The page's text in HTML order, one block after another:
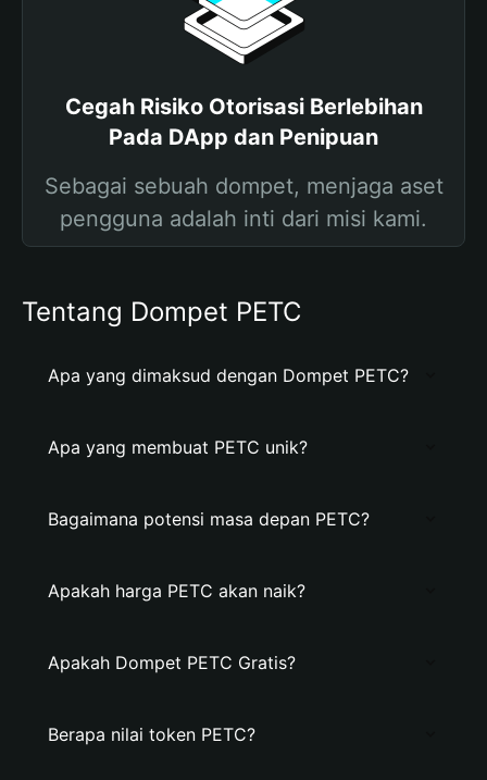
Cegah Risiko Otorisasi Berlebihan
Pada DApp dan Penipuan
Sebagai sebuah dompet, menjaga aset
pengguna adalah inti dari misi kami.
Tentang Dompet PETC
Apa yang dimaksud dengan Dompet PETC?
Apa yang membuat PETC unik?
Bagaimana potensi masa depan PETC?
Apakah harga PETC akan naik?
Apakah Dompet PETC Gratis?
Berapa nilai token PETC?